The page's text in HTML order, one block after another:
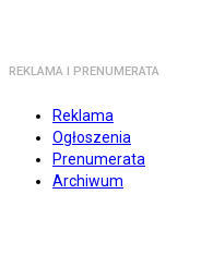
REKLAMA I PRENUMERATA
Reklama
Ogłoszenia
Prenumerata
Archiwum